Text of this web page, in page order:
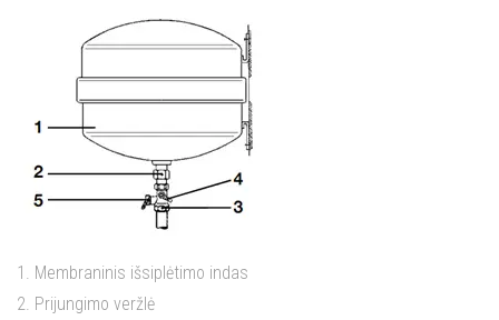
1. Membraninis išsiplėtimo indas
2. Prijungimo veržlė